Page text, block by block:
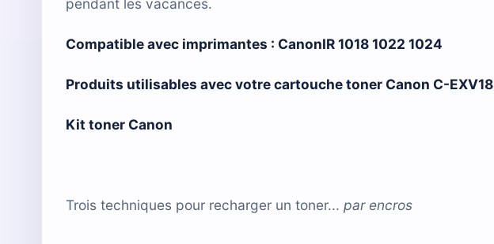
Compatible avec imprimantes : CanonIR 1018 1022 1024
Produits utilisables avec votre cartouche toner Canon C-EXV18
Kit toner Canon
Trois techniques pour recharger un toner... parencros